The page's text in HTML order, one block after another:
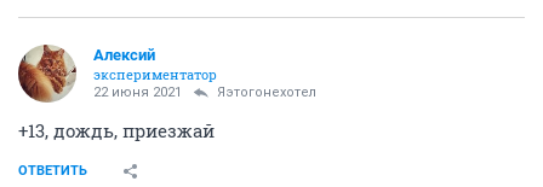
Алексий
экспериментатор
22 июня 2021 Яэтогонехотел
+13, дождь, приезжай
ОТВЕТИТЬ